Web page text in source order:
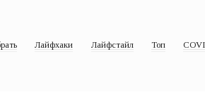
Лайфхаки Лайфстайл Топ